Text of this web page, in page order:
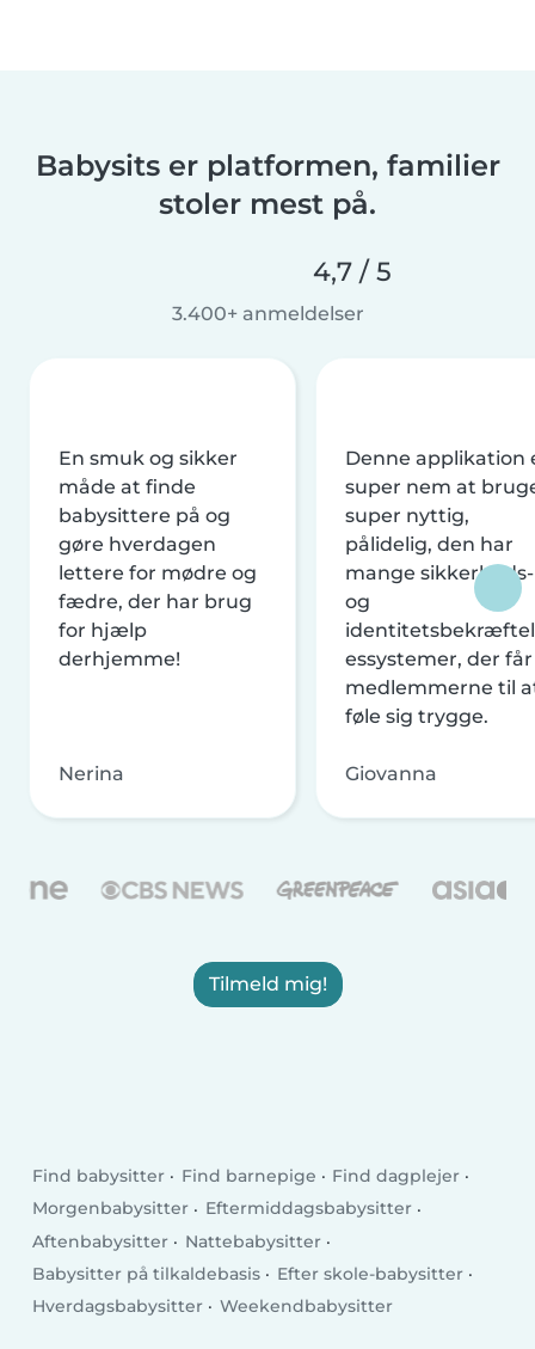
Babysits er platformen, familier
stoler mest på.
4,7 / 5
3.400+ anmeldelser
En smuk og sikker
måde at finde
babysittere på og
gøre hverdagen
lettere for mødre og
fædre, der har brug
for hjælp
derhjemme!
Nerina
Denne applikation
super nem at
super nyttig,
pålidelig, den har
mange sikkerheds-
og
essystemer, der får
medlemmerne til
føle sig trygge.
Giovanna
Tilmeld mig!
Find babysitter Find barnepige
Find dagplejer
Morgenbabysitter
Eftermiddagsbabysitter
Aftenbabysitter
Nattebabysitter
Babysitter på tilkaldebasis
Efter skole-babysitter
Hverdagsbabysitter
Weekendbabysitter